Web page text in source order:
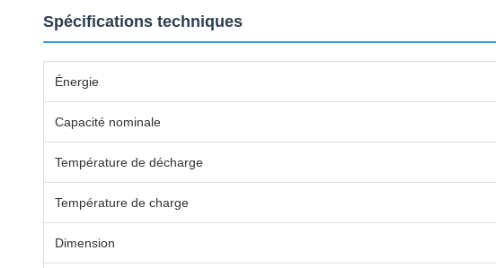
Spécifications techniques
Énergie
Capacité nominale
Température de décharge
Température de charge
Dimension